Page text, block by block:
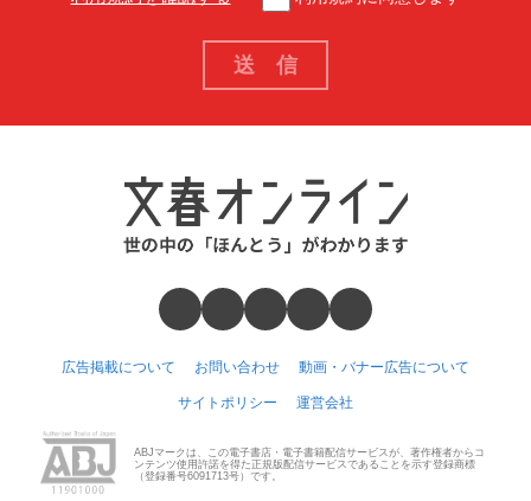
広告掲載について お問い合わせ 動画・バナー広告について
サイトポリシー 運営会社
ABJマークは、この電子書店・電子書籍配信サービスが、著作権者からコ
ンテンツ使用許諾を得た正規版配信サービスであることを示す登録商標
（登録番号6091713号）です。